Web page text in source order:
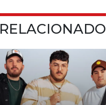
RELACIONADO